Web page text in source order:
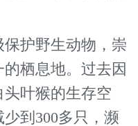
护野生动物，崇
栖息地。过去因
叶猴的生存空
到300多只，濒